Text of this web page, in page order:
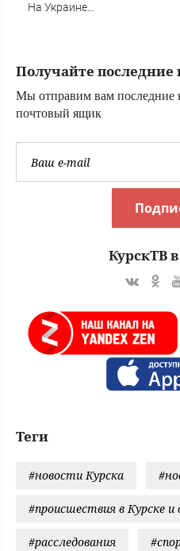
На Украине
попаданий по
Новости СВО,
военные сводки -
интерактивная
карта боевых
Получайте
Мы отправим вам последние
почтовый ящик
КурскТВ
Теги
#новости Курска
#происшествия в Курске
#расследования